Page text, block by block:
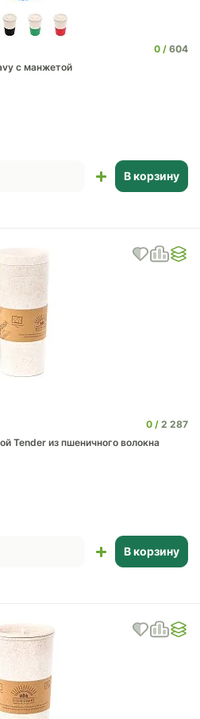
0
604
с манжетой
В корзину
0
2 287
Tender из пшеничного волокна
В корзину